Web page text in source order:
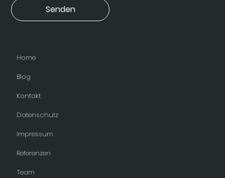
Referenzen
Team
Home
Blog
Kontakt
Datenschutz
Impressum
Senden